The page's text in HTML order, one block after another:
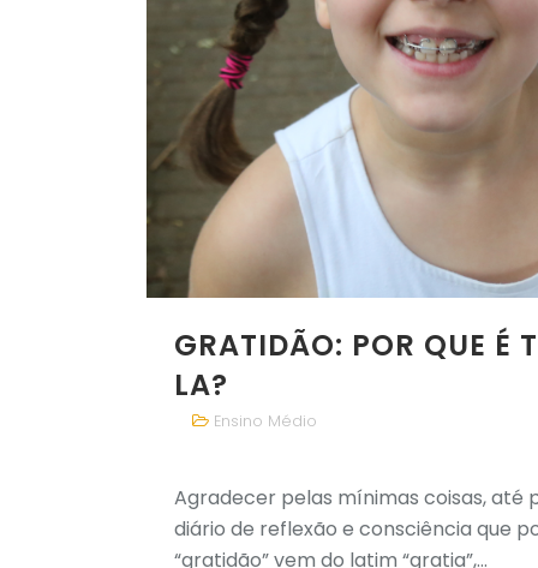
GRATIDÃO: POR QUE É
LA?
Ensino Médio
Agradecer pelas mínimas coisas, até
diário de reflexão e consciência que
“gratidão” vem do latim “gratia”,...